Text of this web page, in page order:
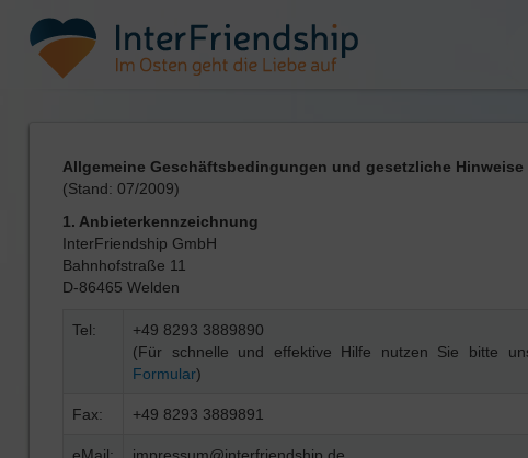
Allgemeine Geschäftsbedingungen und gesetzliche
(Stand: 07/2009)
1. Anbieterkennzeichnung
InterFriendship GmbH
Bahnhofstraße 11
D-86465 Welden
Tel:
+49 8293 3889890
(Für schnelle und effektive Hilfe nutzen Sie bitte
Formular)
Fax: +49 8293 3889891